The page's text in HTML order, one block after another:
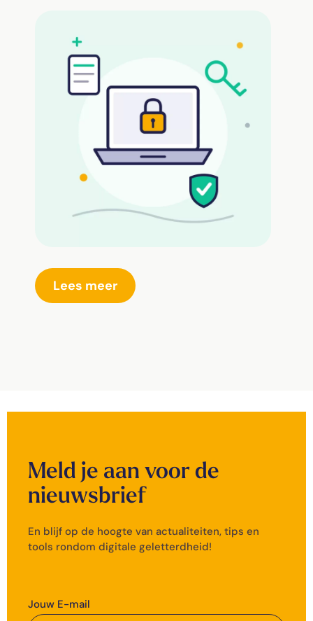
Lees meer
Meld je aan voor de
nieuwsbrief
En blijf op de hoogte van actualiteiten, tips en
tools rondom digitale geletterdheid!
Jouw E-mail